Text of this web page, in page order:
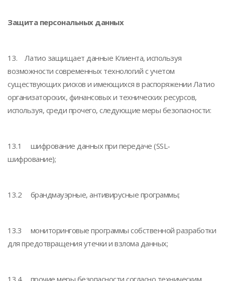
Защита персональных данных
13. Латио защищает данные Клиента, используя
возможности современных технологий с учетом
существующих рисков и имеющихся в распоряжении Латио
организаторских, финансовых и технических ресурсов,
используя, среди прочего, следующие меры безопасности:
13.1 шифрование данных при передаче (SSL-
шифрование);
13.2 брандмауэрные, антивирусные программы;
13.3 мониторинговые программы собственной разработки
для предотвращения утечки и взлома данных;
13.4 прочие меры безопасности согласно техническим